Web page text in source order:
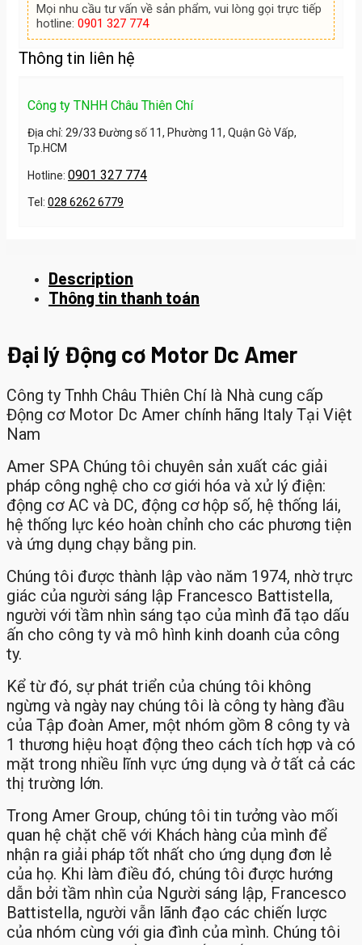
Mọi nhu cầu tư vấn về sản phẩm, vui lòng gọi trực tiếp
hotline: 0901 327 774
Thông tin liên hệ
Công ty TNHH Châu Thiên Chí
Địa chỉ: 29/33 Đường số 11, Phường 11, Quận Gò Vấp,
Tp.HCM
Hotline: 0901 327 774
Tel: 028 6262 6779
Description
Thông tin thanh toán
Đại lý Động cơ Motor Dc Amer
Công ty Tnhh Châu Thiên Chí là Nhà cung cấp
Động cơ Motor Dc Amer chính hãng Italy Tại Việt
Nam
Amer SPA Chúng tôi chuyên sản xuất các giải
pháp công nghệ cho cơ giới hóa và xử lý điện:
động cơ AC và DC, động cơ hộp số, hệ thống lái,
hệ thống lực kéo hoàn chỉnh cho các phương tiện
và ứng dụng chạy bằng pin.
Chúng tôi được thành lập vào năm 1974, nhờ trực
giác của người sáng lập Francesco Battistella,
người với tầm nhìn sáng tạo của mình đã tạo dấu
ấn cho công ty và mô hình kinh doanh của công
ty.
Kể từ đó, sự phát triển của chúng tôi không
ngừng và ngày nay chúng tôi là công ty hàng đầu
của Tập đoàn Amer, một nhóm gồm 8 công ty và
1 thương hiệu hoạt động theo cách tích hợp và có
mặt trong nhiều lĩnh vực ứng dụng và ở tất cả các
thị trường lớn.
Trong Amer Group, chúng tôi tin tưởng vào mối
quan hệ chặt chẽ với Khách hàng của mình để
nhận ra giải pháp tốt nhất cho ứng dụng đơn lẻ
của họ. Khi làm điều đó, chúng tôi được hướng
dẫn bởi tầm nhìn của Người sáng lập, Francesco
Battistella, người vẫn lãnh đạo các chiến lược
của nhóm cùng với gia đình của mình. Chúng tôi